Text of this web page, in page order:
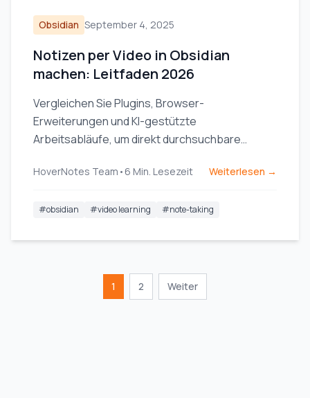
Obsidian September 4, 2025
Notizen per Video in Obsidian
machen: Leitfaden 2026
Vergleichen Sie Plugins, Browser-
Erweiterungen und KI-gestützte
Arbeitsabläufe, um direkt durchsuchbare
Wissensdatenbank aufzunehmen.
HoverNotes Team • 6 Min. Lesezeit Weiterlesen →
#obsidian #video learning #note-taking
1 2 Weiter